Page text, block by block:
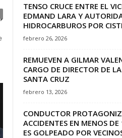
TENSO CRUCE ENTRE EL
EDMAND LARA Y
HIDROCARBUROS POR
febrero 26, 2026
REMUEVEN A GILMAR
CARGO DE DIRECTOR DE
SANTA CRUZ
febrero 13, 2026
CONDUCTOR
ACCIDENTES EN MENOS
ES GOLPEADO POR